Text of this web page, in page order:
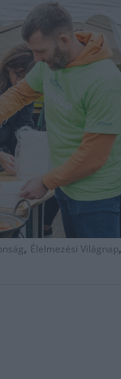
, Élelmezési Világnap,